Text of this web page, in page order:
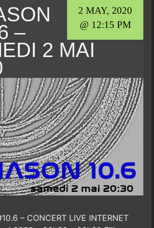
2 MAY, 2020
@ 12:15 PM
–
2 MAI
– CONCERT LIVE INTERNET